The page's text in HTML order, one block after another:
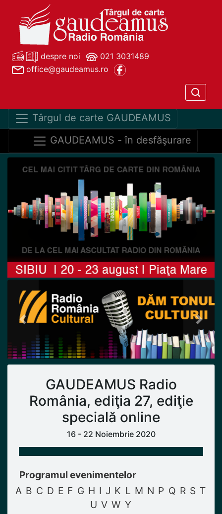
despre noi
021 3031489
office@gaudeamus.ro
Târgul de carte GAUDEAMUS
GAUDEAMUS - în desfăşurare
Previous Next
GAUDEAMUS Radio
România, ediţia 27, ediţie
specială online
16 - 22 Noiembrie 2020
Programul evenimentelor
A B C D E F G H I J K L M N P Q R S T
U V W Y